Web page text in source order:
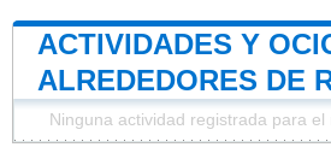
ACTIVIDADES Y
ALREDEDORES DE
Ninguna actividad registrada para